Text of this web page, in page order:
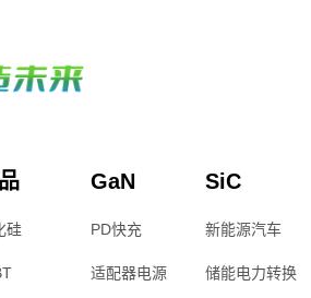
硅
GaN
PD快充
适配器电源
SiC
新能源汽车
储能电力转换